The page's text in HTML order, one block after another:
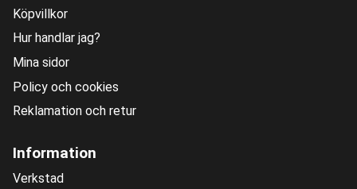
Köpvillkor
Hur handlar jag?
Mina sidor
Policy och cookies
Reklamation och retur
Information
Verkstad